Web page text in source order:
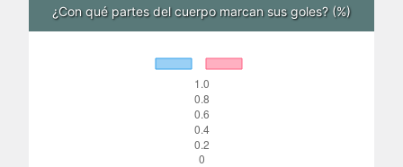
¿Con qué partes del cuerpo marcan sus goles? (%)